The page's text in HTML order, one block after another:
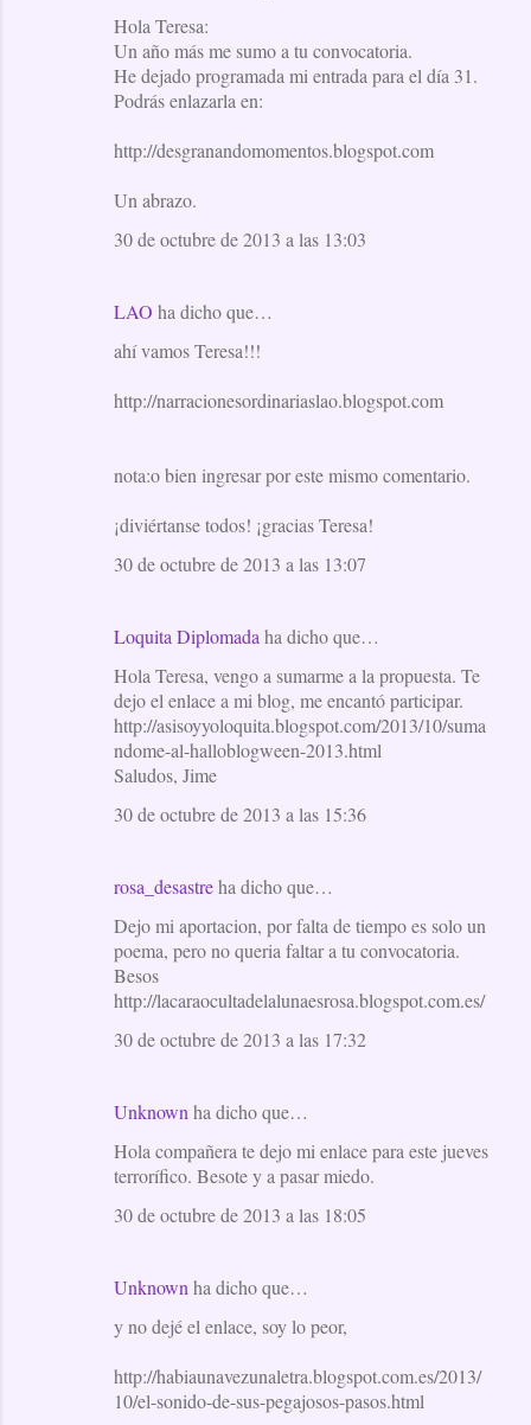
Hola Teresa:
Un año más me sumo a tu convocatoria.
He dejado programada mi entrada para el día 31.
Podrás enlazarla en:
http://desgranandomomentos.blogspot.com
Un abrazo.
30 de octubre de 2013 a las 13:03
LAO ha dicho que…
ahí vamos Teresa!!!
http://narracionesordinariaslao.blogspot.com
nota:o bien ingresar por este mismo comentario.
¡diviértanse todos! ¡gracias Teresa!
30 de octubre de 2013 a las 13:07
Loquita Diplomada ha dicho que…
Hola Teresa, vengo a sumarme a la propuesta. Te
dejo el enlace a mi blog, me encantó participar.
http://asisoyyoloquita.blogspot.com/2013/10/suma
ndome-al-halloblogween-2013.html
Saludos, Jime
30 de octubre de 2013 a las 15:36
rosa_desastreha dicho que…
Dejo mi aportacion, por falta de tiempo es solo un
poema, pero no queria faltar a tu convocatoria.
Besos
http://lacaraocultadelalunaesrosa.blogspot.com.es/
30 de octubre de 2013 a las 17:32
Unknown ha dicho que…
Hola compañera te dejo mi enlace para este jueves
terrorífico. Besote y a pasar miedo.
30 de octubre de 2013 a las 18:05
Unknown ha dicho que…
y no dejé el enlace, soy lo peor,
http://habiaunavezunaletra.blogspot.com.es/2013/
10/el-sonido-de-sus-pegajosos-pasos.html